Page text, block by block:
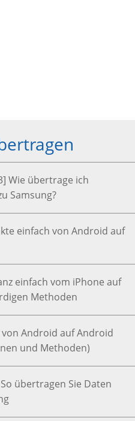
Wie übertrage ich
Samsung?
einfach von Android auf
einfach vom iPhone auf
Methoden
Android auf Android
und Methoden)
übertragen Sie Daten